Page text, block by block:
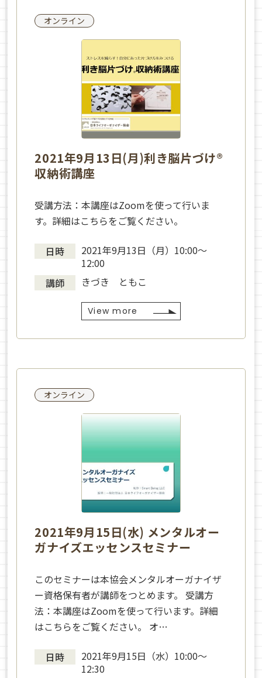
オンライン
2021年9月13日(月)利き脳片づけ®
収納術講座
受講方法：本講座はZoomを使って行いま
す。詳細はこちらをご覧ください。
日時
2021年9月13日（月）10:00〜
12:00
講師
きづき ともこ
View more
オンライン
2021年9月15日(水) メンタルオー
ガナイズエッセンスセミナー
このセミナーは本協会メンタルオーガナイザ
ー資格保有者が講師をつとめます。 受講方
法：本講座はZoomを使って行います。詳細
はこちらをご覧ください。 オ…
日時
2021年9月15日（水）10:00〜
12:30